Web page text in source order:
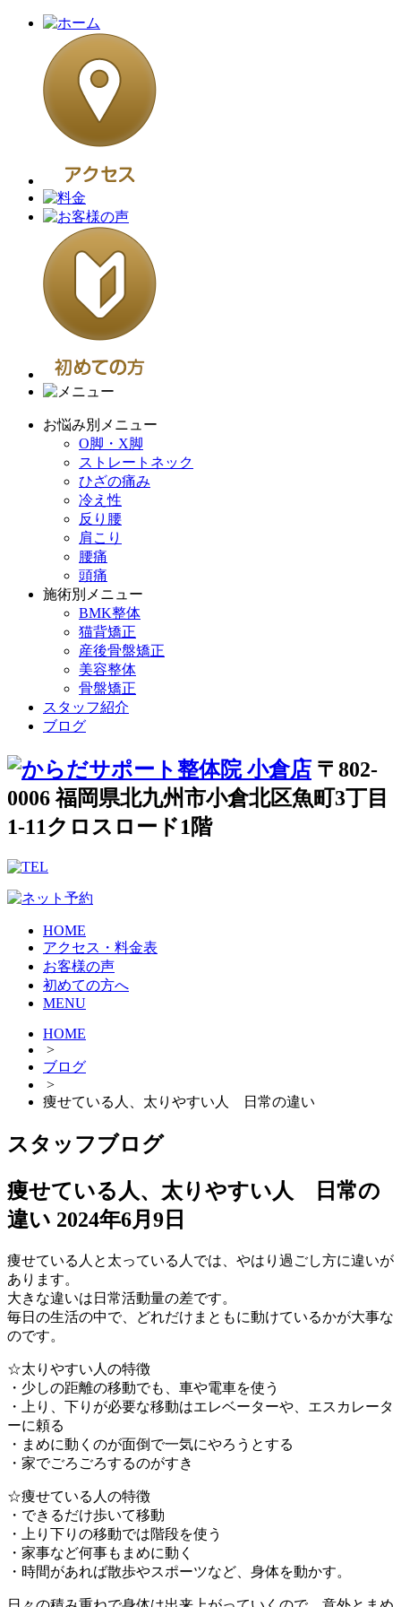
お悩み別メニュー
O脚・X脚
ストレートネック
ひざの痛み
冷え性
反り腰
肩こり
腰痛
頭痛
施術別メニュー
BMK整体
猫背矯正
産後骨盤矯正
美容整体
骨盤矯正
スタッフ紹介
ブログ
〒802-
0006 福岡県北九州市小倉北区魚町3丁目
1-11クロスロード1階
HOME
アクセス・料金表
お客様の声
初めての方へ
MENU
HOME
>
ブログ
>
痩せている人、太りやすい人 日常の違い
スタッフブログ
痩せている人、太りやすい人 日常の
違い 2024年6月9日
痩せている人と太っている人では、やはり過ごし方に違いが
あります。
大きな違いは日常活動量の差です。
毎日の生活の中で、どれだけまともに動けているかが大事な
のです。
☆太りやすい人の特徴
・少しの距離の移動でも、車や電車を使う
・上り、下りが必要な移動はエレベーターや、エスカレータ
ーに頼る
・まめに動くのが面倒で一気にやろうとする
・家でごろごろするのがすき
☆痩せている人の特徴
・できるだけ歩いて移動
・上り下りの移動では階段を使う
・家事など何事もまめに動く
・時間があれば散歩やスポーツなど、身体を動かす。